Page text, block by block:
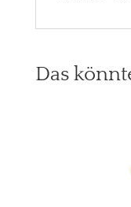
Das